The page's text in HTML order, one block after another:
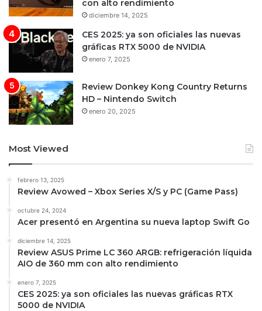
con alto rendimiento
diciembre 14, 2025
CES 2025: ya son oficiales las nuevas
gráficas RTX 5000 de NVIDIA
enero 7, 2025
Review Donkey Kong Country Returns
HD – Nintendo Switch
enero 20, 2025
Most Viewed
febrero 13, 2025
Review Avowed – Xbox Series X/S y PC (Game Pass)
octubre 24, 2024
Acer presentó en Argentina su nueva laptop Swift Go
diciembre 14, 2025
Review ASUS Prime LC 360 ARGB: refrigeración líquida
AIO de 360 mm con alto rendimiento
enero 7, 2025
CES 2025: ya son oficiales las nuevas gráficas RTX
5000 de NVIDIA